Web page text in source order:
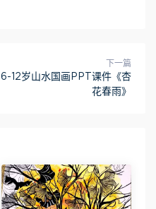
下一篇
6-12岁山水国画PPT课件《杏
花春雨》